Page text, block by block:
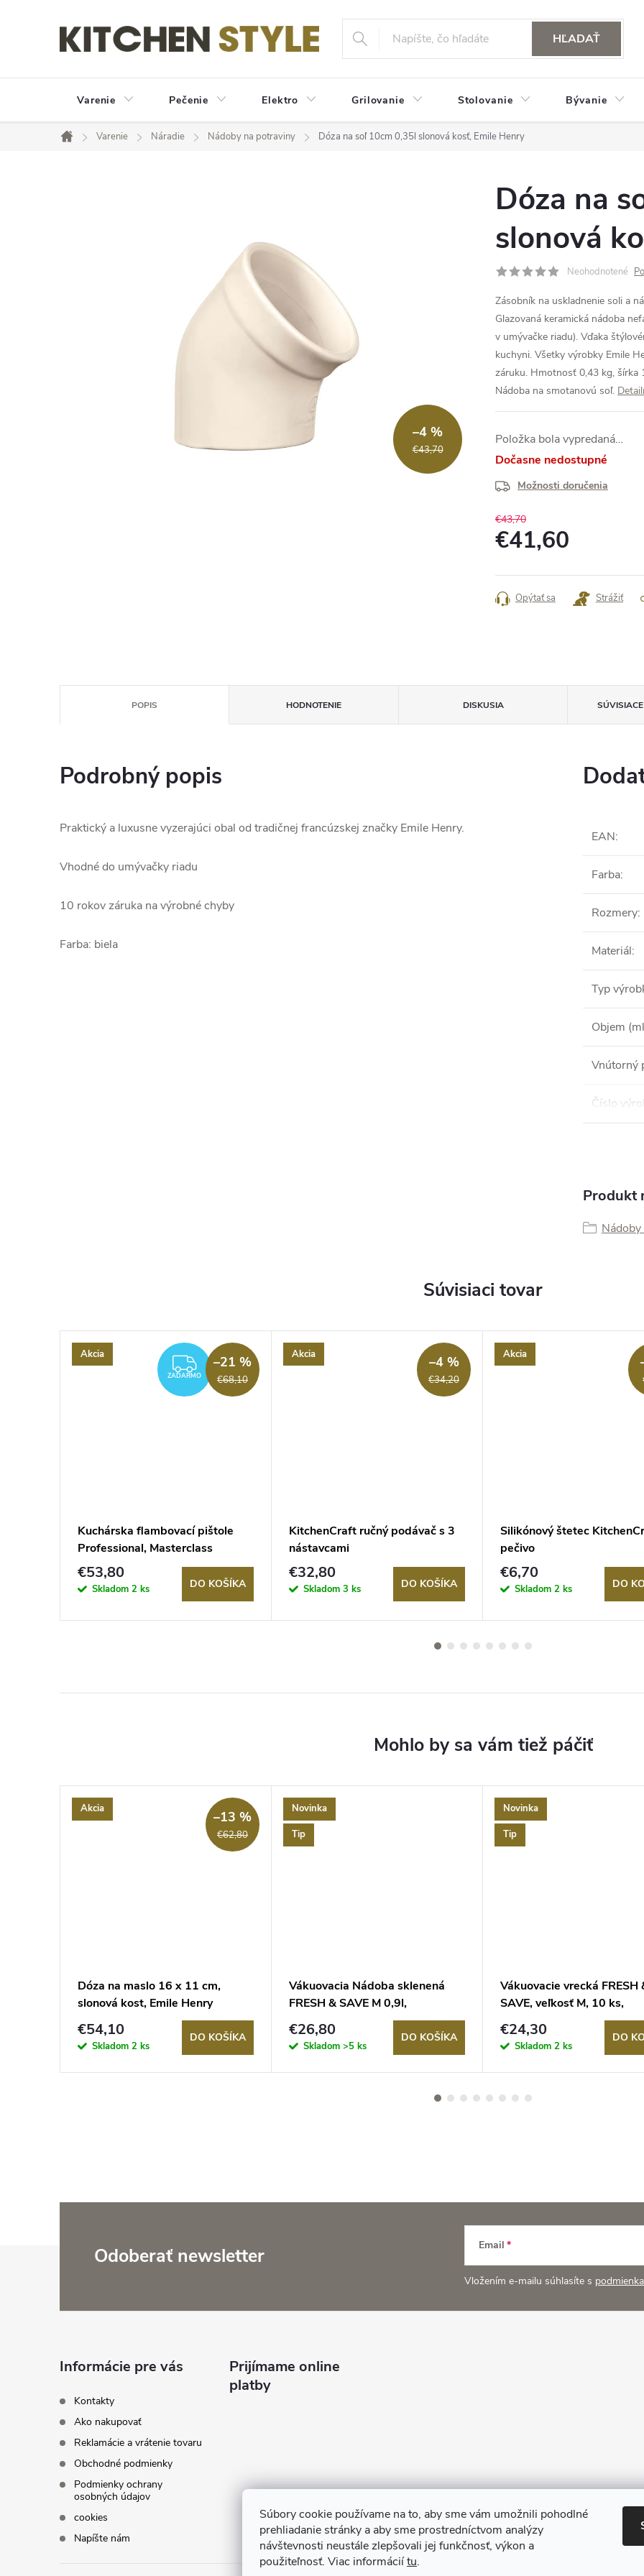
Súbory cookie používame na to, aby sme vám umožnili pohodlné
prehliadanie stránky a aby sme prostredníctvom analýzy
návštevnosti neustále zlepšovali jej funkčnosť, výkon a
použiteľnosť. Viac informáciítu.
HĽADAŤ
Varenie Pečenie Elektro Grilovanie Stolovanie Bývanie
Domov
Varenie Náradie Nádoby na potraviny Dóza na soľ 10cm 0,35l slonová kosť, Emile Henry
€43,70
–4 %
Dóza na
slonová
Neohodnotené
Zásobník na uskladnenie soli a
Glazovaná keramická nádoba
v umývačke riadu). Vďaka
kuchyni. Všetky výrobky Emile
záruku. Hmotnosť 0,43 kg, šírka
Nádoba na smotanovú soľ.
Položka bola vypredaná…
Dočasne nedostupné
Možnosti doručenia
€43,70
€41,60
cena:
Opýtať sa Strážiť
POPIS HODNOTENIE DISKUSIA
Podrobný popis
Praktický a luxusne vyzerajúci obal od tradičnej francúzskej značky Emile Henry.
Vhodné do umývačky riadu
10 rokov záruka na výrobné chyby
Farba: biela
EAN:
Farba:
Rozmery:
Materiál:
Typ
Objem
Vnútorný
Číslo
Produkt
Súvisiaci tovar
Akcia
ZADARMO
ZADARMO €68,10
–21 %
Kuchárska flambovací pištole
Professional, Masterclass
€53,80
Skladom 2 ks DO KOŠÍKA
Akcia
€34,20
–4 %
KitchenCraft ručný podávač s 3
nástavcami
€32,80
Skladom 3 ks DO KOŠÍKA
Akcia
Silikónový štetec
pečivo
€6,70
Skladom 2 ks DO
Akcia
€62,80
–13 %
Dóza na maslo 16 x 11 cm,
slonová kost, Emile Henry
€54,10
Skladom 2 ks
DO KOŠÍKA
Novinka
Tip
Vákuovacia Nádoba sklenená
FRESH & SAVE M 0,9l,
ZWILLING
€26,80
Skladom >5 ks
DO KOŠÍKA
Novinka
Tip
Vákuovacie vrecká FRESH
SAVE, veľkosť M, 10 ks,
ZWILLING
€24,30
Skladom 2 ks
DO
Odoberať newsletter Email
Vložením e-mailu súhlasíte s
Informácie pre vás
Kontakty
Ako nakupovať
Reklamácie a vrátenie tovaru
Obchodné podmienky
Podmienky ochrany
osobných údajov
cookies
Napíšte nám
Prijímame online
platby